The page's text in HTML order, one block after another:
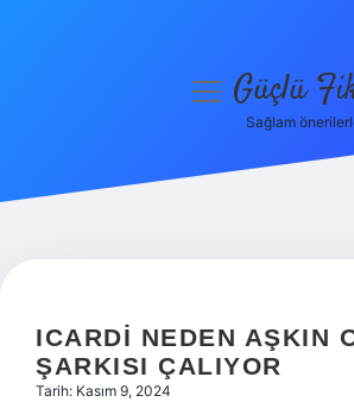
Hakkımızda
menüyüGüçlü
Sağlam
ICARDI NEDEN AŞKIN
ŞARKISI ÇALIYOR
Tarih: Kasım 9, 2024